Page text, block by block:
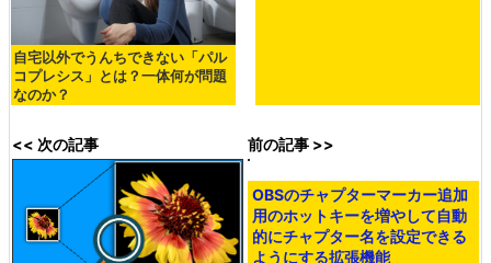
自宅以外でうんちできない「パル
コプレシス」とは？一体何が問題
なのか？
<< 次の記事 前の記事 >>